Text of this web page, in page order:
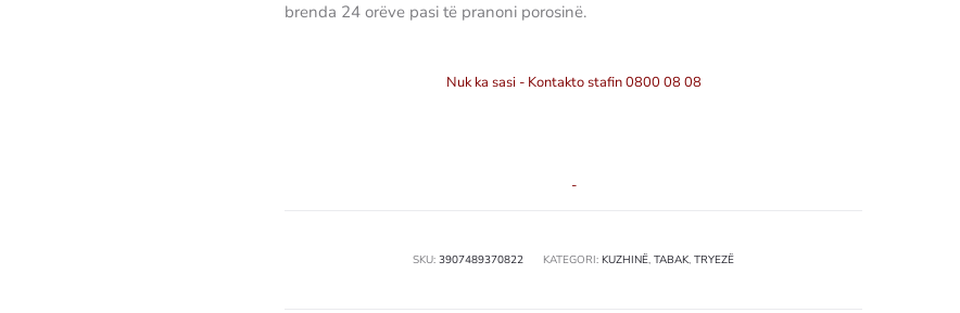
brenda 24 orëve pasi të pranoni porosinë.
Nuk ka sasi - Kontakto stafin 0800 08 08
-
SKU: 3907489370822 KATEGORI: KUZHINË, TABAK, TRYEZË